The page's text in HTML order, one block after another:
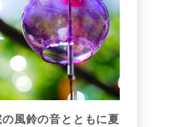
風鈴の音とともに夏